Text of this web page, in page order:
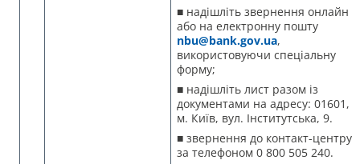
■ надішліть звернення онлайн
або на електронну пошту
nbu@bank.gov.ua,
використовуючи спеціальну
форму;
■ надішліть лист разом із
документами на адресу: 01601,
м. Київ, вул. Інститутська, 9.
■ звернення до контакт-центру
за телефоном 0 800 505 240.